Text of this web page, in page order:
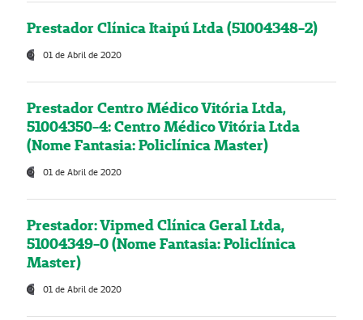
Prestador Clínica Itaipú Ltda (51004348-2)
01 de Abril de 2020
Prestador Centro Médico Vitória Ltda,
51004350-4: Centro Médico Vitória Ltda
(Nome Fantasia: Policlínica Master)
01 de Abril de 2020
Prestador: Vipmed Clínica Geral Ltda,
51004349-0 (Nome Fantasia: Policlínica
Master)
01 de Abril de 2020